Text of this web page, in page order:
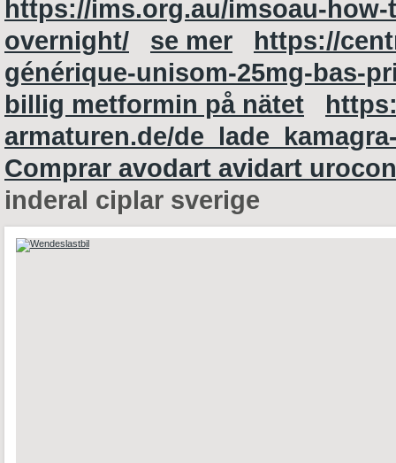
https://ims.org.au/imsoau-
overnight/
se mer
https://
générique-unisom-25mg-bas-
billig metformin på nätet
armaturen.de/
Comprar avodart avidart
inderal ciplar sverige